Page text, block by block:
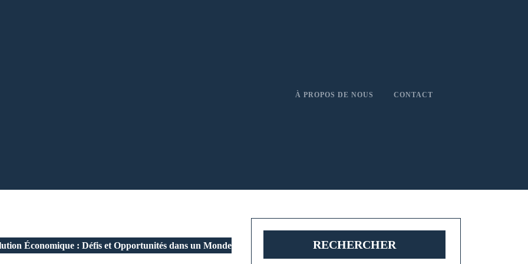
À PROPOS DE NOUS CONTACT
Économique : Défis et Opportunités dans un Monde RECHERCHER